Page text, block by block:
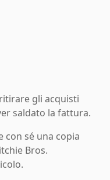
gli acquisti
saldato la fattura.
sé una copia
Bros.